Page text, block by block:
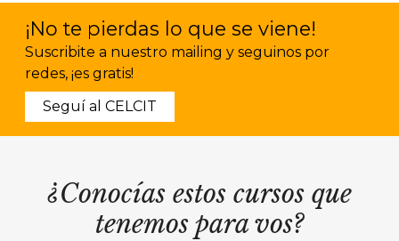
¡No te pierdas lo que se viene!
Suscribite a nuestro mailing y seguinos por
redes, ¡es gratis!
Seguí al CELCIT
¿Conocías estos cursos que
tenemos para vos?